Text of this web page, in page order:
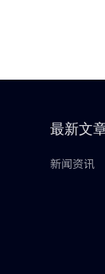
最新文
新闻资讯